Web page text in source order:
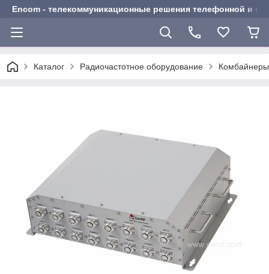
Encom - телекоммуникационные решения телефонной и
Каталог Радиочастотное оборудование